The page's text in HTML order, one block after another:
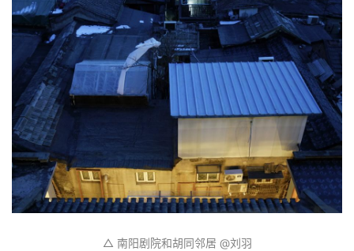
△ 南阳剧院和胡同邻居 @刘羽